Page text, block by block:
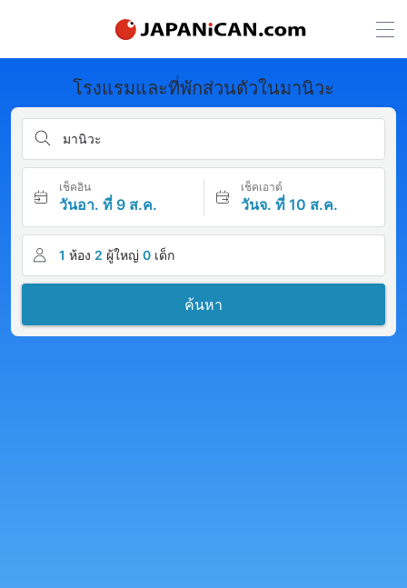
โรงแรมและที่พักส่วนตัวในมานิวะ
มานิวะ
เช็คอิน
วันอา. ที่ 9 ส.ค.
เช็คเอาต์
วันจ. ที่ 10 ส.ค.
1 ห้อง 2 ผู้ใหญ่ 0 เด็ก
ค้นหา